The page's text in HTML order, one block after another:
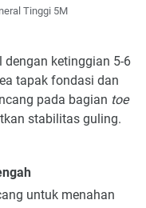
Tinggi 5M
ketinggian 5-6
tapak fondasi dan
pada bagian toe
stabilitas guling.
untuk menahan